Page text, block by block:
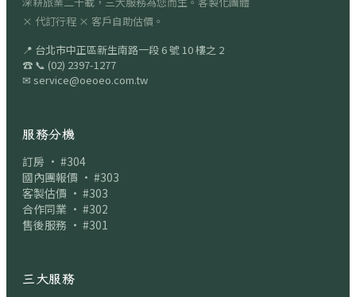
× 代訂行程 × 客戶自助估價。
📍 台北市中正區新生南路一段 6 號 10 樓之 2
☎ 📞 (02) 2397-1277
✉ service@oeoeo.com.tw
服務分機
訂房 · #304
國內團報價 · #303
客製估價 · #303
合作同業 · #302
售後服務 · #301
三大服務